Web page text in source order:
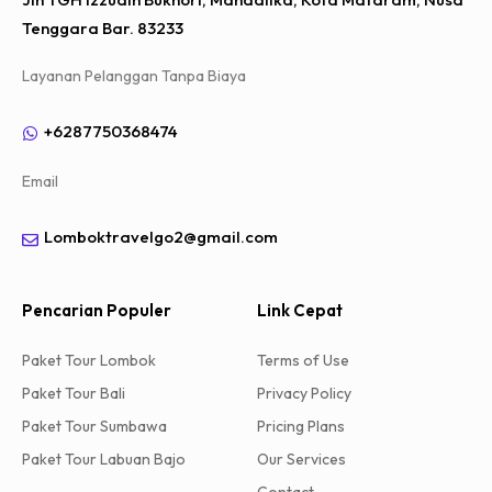
Tenggara Bar. 83233
Layanan Pelanggan Tanpa Biaya
+6287750368474
Email
Lomboktravelgo2@gmail.com
Pencarian Populer
Paket Tour Lombok
Paket Tour Bali
Paket Tour Sumbawa
Paket Tour Labuan Bajo
Link Cepat
Terms of Use
Privacy Policy
Pricing Plans
Our Services